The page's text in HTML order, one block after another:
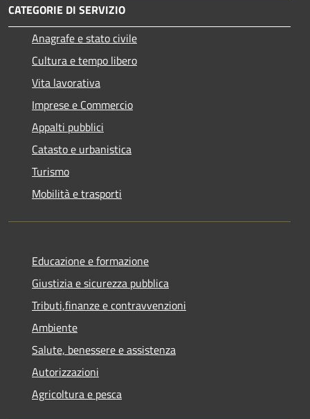
CATEGORIE DI SERVIZIO
Anagrafe e stato civile
Cultura e tempo libero
Vita lavorativa
Imprese e Commercio
Appalti pubblici
Catasto e urbanistica
Turismo
Mobilità e trasporti
Educazione e formazione
Giustizia e sicurezza pubblica
Tributi,finanze e contravvenzioni
Ambiente
Salute, benessere e assistenza
Autorizzazioni
Agricoltura e pesca